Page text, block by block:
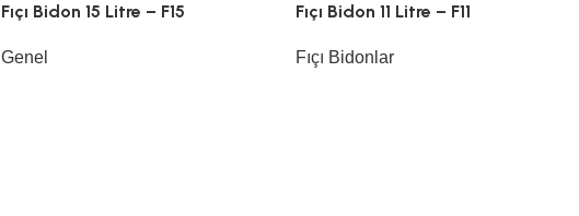
Fıçı Bidon 15 Litre – F15
Genel
Fıçı Bidon 11 Litre – F11
Fıçı Bidonlar